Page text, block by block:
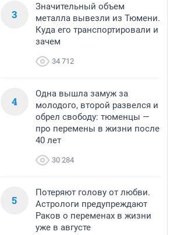
3
Значительный объем
металла вывезли из Тюмени.
Куда его транспортировали и
зачем
34 712
4
Одна вышла замуж за
молодого, второй развелся и
обрел свободу: тюменцы —
про перемены в жизни после
40 лет
30 284
5
Потеряют голову от любви.
Астрологи предупреждают
Раков о переменах в жизни
уже в августе